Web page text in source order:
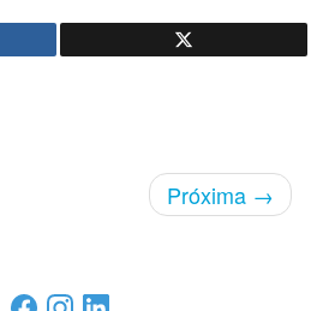
Próxima →